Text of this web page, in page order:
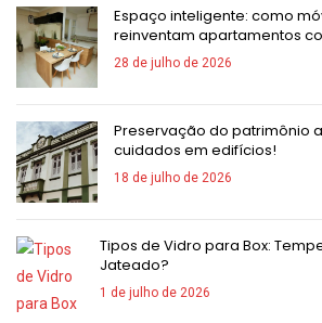
Espaço inteligente: como
reinventam apartamentos
28 de julho de 2026
Preservação do patrimônio
cuidados em edifícios!
18 de julho de 2026
Tipos de Vidro para Box:
Jateado?
1 de julho de 2026